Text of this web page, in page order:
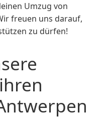
Umzug von
freuen uns darauf,
zu dürfen!